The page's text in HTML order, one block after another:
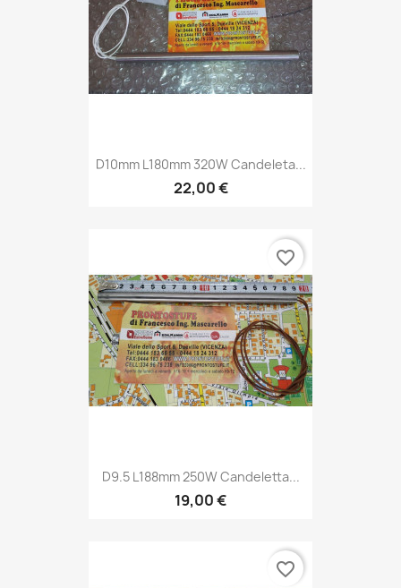
D10mm L180mm 320W Candeleta...
22,00 €
D9.5 L188mm 250W Candeletta...
19,00 €
favorite_border
favorite_border